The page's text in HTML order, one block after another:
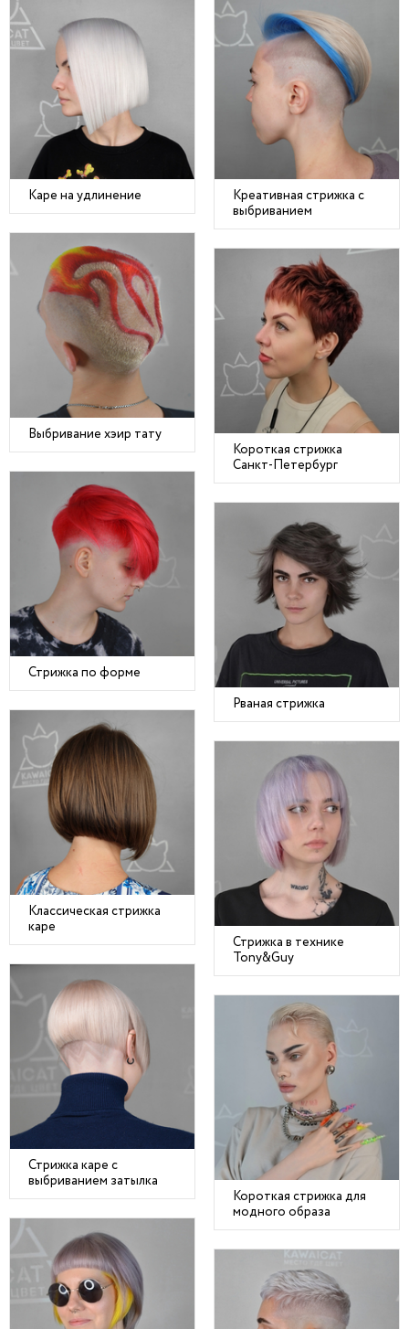
Каре на удлинение
Креативная стрижка с
выбриванием
Выбривание хэир тату
Короткая стрижка
Санкт-Петербург
Стрижка по форме
Рваная стрижка
Классическая стрижка
каре
Стрижка в технике
Tony&Guy
Стрижка каре с
выбриванием затылка
Короткая стрижка для
модного образа